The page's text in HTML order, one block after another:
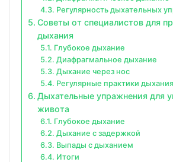
Регулярность дыхательных
Советы от специалистов для
дыхания
Глубокое дыхание
Диафрагмальное дыхание
Дыхание через нос
Регулярные практики дыхания
Дыхательные упражнения для
живота
Глубокое дыхание
Дыхание с задержкой
Выпады с дыханием
Итоги